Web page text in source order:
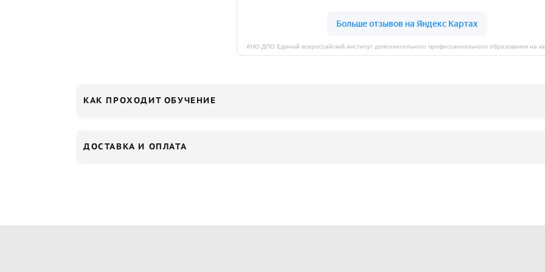
КАК ПРОХОДИТ ОБУЧЕНИЕ
ДОСТАВКА И ОПЛАТА